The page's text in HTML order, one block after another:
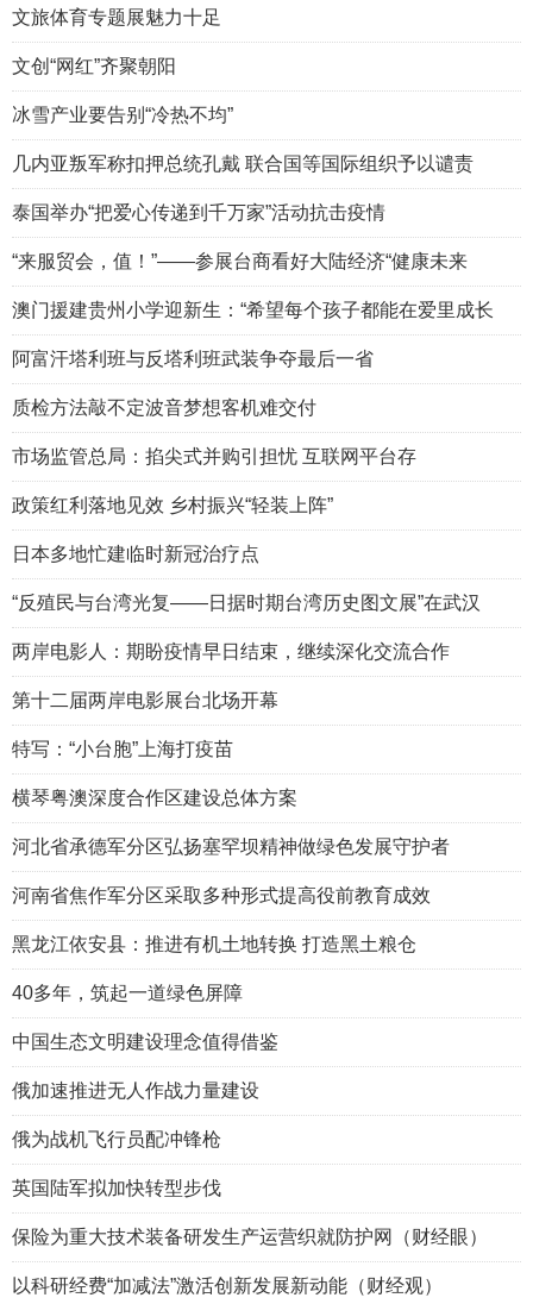
文旅体育专题展魅力十足
文创“网红”齐聚朝阳
冰雪产业要告别“冷热不均”
几内亚叛军称扣押总统孔戴 联合国等国际组织予以谴责
泰国举办“把爱心传递到千万家”活动抗击疫情
“来服贸会，值！”——参展台商看好大陆经济“健康未来
澳门援建贵州小学迎新生：“希望每个孩子都能在爱里成长
阿富汗塔利班与反塔利班武装争夺最后一省
质检方法敲不定波音梦想客机难交付
市场监管总局：掐尖式并购引担忧 互联网平台存
政策红利落地见效 乡村振兴“轻装上阵”
日本多地忙建临时新冠治疗点
“反殖民与台湾光复——日据时期台湾历史图文展”在武汉
两岸电影人：期盼疫情早日结束，继续深化交流合作
第十二届两岸电影展台北场开幕
特写：“小台胞”上海打疫苗
横琴粤澳深度合作区建设总体方案
河北省承德军分区弘扬塞罕坝精神做绿色发展守护者
河南省焦作军分区采取多种形式提高役前教育成效
黑龙江依安县：推进有机土地转换 打造黑土粮仓
40多年，筑起一道绿色屏障
中国生态文明建设理念值得借鉴
俄加速推进无人作战力量建设
俄为战机飞行员配冲锋枪
英国陆军拟加快转型步伐
保险为重大技术装备研发生产运营织就防护网（财经眼）
以科研经费“加减法”激活创新发展新动能（财经观）